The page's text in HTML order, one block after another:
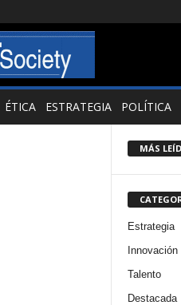
ÉTICA ESTRATEGIA POLÍTICA
MÁS
Estrategia
Innovación
Talento
Destacada